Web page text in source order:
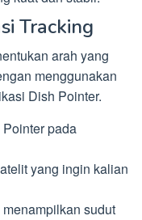
Tracking
arah yang
menggunakan
Dish Pointer.
pada
yang ingin kalian
sudut